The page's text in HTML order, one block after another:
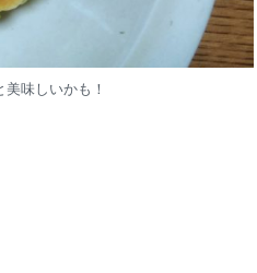
味しいかも！